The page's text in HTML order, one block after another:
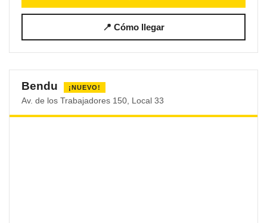
📍 Cómo llegar
Bendu ¡NUEVO!
Av. de los Trabajadores 150, Local 33